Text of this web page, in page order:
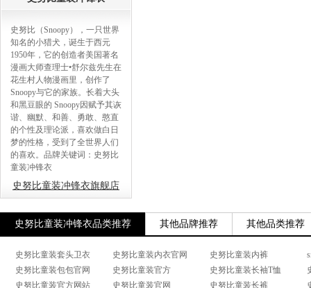
史努比（Snoopy），一只世界
知名的小猎犬，诞生于西元
1950年，它的创造者美国著名
漫画大师查理士•舒尔兹先生在
花生村人物漫画里，创作了
Snoopy与它的家族。长着大头
和黑豆眼的 Snoopy因赋予其诙
谐、幽默、和善、勇敢、憨直
的个性及理论派，喜欢做白日
梦的性格，受到了全世界人们
的喜欢。品牌关键词：史努比
童装冲锋衣
史努比童装冲锋衣旗舰店
史努比童装冲锋衣品类推荐 其他品牌推荐 其他品类推荐
史努比童装套头卫衣 史努比童装内衣官网 史努比童装内裤
史努比童装包包官网
史努比童装官方 史努比童装长袖T恤
史努比童装官方网站
史努比童装官网 史努比童装长裤